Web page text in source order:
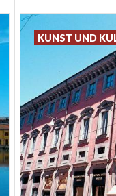
Im Rahmen
Teatro Manzoni'
seinem Publikum
Theaters zu
KUNST UND